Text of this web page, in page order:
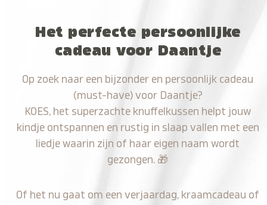
Het perfecte persoonlijke
cadeau voor Daantje
Op zoek naar een bijzonder en persoonlijk cadeau
(must-have) voor Daantje?
KOES, het superzachte knuffelkussen helpt jouw
kindje ontspannen en rustig in slaap vallen met een
liedje waarin zijn of haar eigen naam wordt
gezongen. 🎁
Of het nu gaat om een verjaardag, kraamcadeau of